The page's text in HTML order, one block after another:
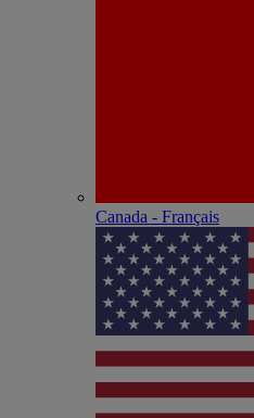
Canada - Français